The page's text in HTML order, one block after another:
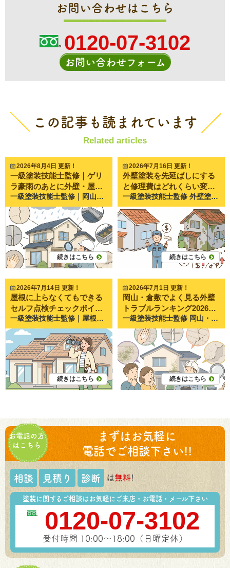
お問い合わせはこちら
0120-07-3102
お問い合わせフォーム
この記事も読まれています
Related articles
2026年8月4日 更新！
一級塗装技能士監修｜ゲリ
ラ豪雨のあとに外壁・屋根
で確認したい劣化サイン 一級塗装技能士監修｜岡山県倉敷市・岡山市で20年以上、外壁塗装・屋根塗装・雨漏り修理を行うペイントプロ美達が解説します。 近年、岡山県でも突然激しい雨が降る**「ゲリラ豪雨」**が増えています。 短時間で大量の雨が降るため、 「雨漏りはしていないけど大丈夫？」 「外壁に異常がないか心配」 「次の台風までに点検した方がいい？」 と不安になる方も多いのではないでしょうか。 実際にペイントプロ美達でも、夏場は 「雨が止んだら外壁にシミができていた」 「雨樋から水があふれていた」 「急に天井へシミができた」 といったお問い合わせが非常に増えます。 ゲリラ豪雨は一度だけでも住宅に負担を与えることがあります。 今回は、ご自宅で安全に確認できる外壁・屋根の劣化サインを分かりやすくご紹介します。 ゲリラ豪雨のあとに家の点検が必要な理由 近年増えているゲリラ豪雨とは ゲリラ豪雨とは、短時間で局地的に降る非常に激しい雨のことです。 通常の雨とは違い、 一気に大量の雨が降る 強風を伴うことがある 排水が追いつかない という特徴があります。 住宅は通常の雨を想定して作られていますが、近年のような集中豪雨では想定以上の負荷がかかるケースも少なくありません。 一度の大雨でも住宅にダメージが残ることがある 外壁や屋根に劣化があると、そこから雨水が入り込みやすくなります。 特に、 築10年以上 一度も塗装していない 前回の塗装から10年以上経過 という住宅では注意が必要です。 普段は問題がなくても、大雨をきっかけに不具合が表面化することがあります。 ゲリラ豪雨のあとに確認したい外壁の劣化サイン5選 ① 外壁のひび割れ（クラック） 外壁に細い線のような割れが入っていませんか？ これを**クラック（ひび割れ）**といいます。 細いひびでも雨水の侵入口になることがあります。 特に幅が広くなっているものや深い割れは早めの点検がおすすめです。 施工写真では、 細いひび 大きく口が開いたひび を比較すると違いが分かりやすくなります。 ② コーキング（シーリング）の割れ・剥がれ サイディング外壁の継ぎ目にあるゴムのような部分をコーキングといいます。 この部分が 割れる やせる 剥がれる と雨水が入り込みやすくなります。 ペイントプロ美達でも最も多く見つかる劣化の一つです。 ③ 外壁の膨れ・浮き 外壁がポコポコと膨らんでいる場合は注意が必要です。 内部に水分が入り込み、塗膜が浮いている可能性があります。 放置すると剥がれにつながることがあります。 ④ チョーキング（白い粉） 外壁を触ったときに白い粉が付く現象です。 これは塗膜が紫外線や雨によって劣化しているサインです。 防水性能が落ち始めている目安になります。 ⑤ 雨染み・黒ずみ 豪雨後に急に黒い筋やシミができた場合は、 雨水の流れが変わった 外壁内部に水分が入っている 可能性があります。 見た目だけでなく原因を調べることが大切です。 屋根で確認したい劣化サイン5選 ※屋根には絶対に登らず、地上から見える範囲で確認しましょう。 ① 棟板金の浮き 屋根の一番高い部分にある金属を**棟板金（むねばんきん）**といいます。 強風や豪雨で浮くことがあります。 放置すると飛散や雨漏りにつながる恐れがあります。 ② 瓦やスレートのズレ・割れ 双眼鏡などで見ると、 割れ ズレ 欠け が見えることがあります。 強い雨風のあとには一度確認しておきたいポイントです。 ③ 雨樋の詰まり・外れ ゲリラ豪雨では、 落ち葉 土 枝 が一気に流れ込みます。 雨樋が詰まると外壁へ大量の水が流れ、別の劣化を招くことがあります。 ④ 軒天のシミ 屋根の裏側にある天井部分を**軒天（のきてん）**といいます。 ここにシミがある場合は雨漏りの初期症状の可能性があります。 ⑤ 室内天井の雨染み 意外と見落とされるのが室内です。 天井に 黄色いシミ 茶色い跡 ができた場合は雨漏りを疑いましょう。 ゲリラ豪雨後にやってはいけないこと 屋根に登る 毎年、屋根の点検中の転落事故が発生しています。 濡れた屋根は非常に滑りやすく危険です。 応急処置を自己判断で行う ブルーシートを固定するために屋根へ上がることも危険です。 誤った補修で被害が広がるケースもあります。 異常を放置する 「雨漏りしていないから大丈夫」 と思っていても、 数か月後に症状が出ることもあります。 小さな異変を見逃さないことが大切です。 ペイントプロ美達で実際によくあるご相談 岡山県倉敷市・岡山市では、近年ゲリラ豪雨のあとにお問い合わせが増えています。 特によくあるのが、 雨樋から水があふれた 外壁の継ぎ目が開いていた ベランダに水が溜まる 天井に小さなシミができた というご相談です。 実際に点検へ伺うと、大規模な修理ではなく、 コーキング補修 棟板金の固定 雨樋清掃 部分補修 だけで済むケースも少なくありません。 一方で、「様子を見よう」と数年放置した結果、雨漏りが進行し、下地や木材まで傷んでしまっていたケースもあります。 だからこそ、異常が小さいうちの確認が住まいを長持ちさせるポイントになります。 施工事例としては、以下のような写真を掲載すると読者にも伝わりやすくなります。 コーキングの割れ（施工前・施工後） 棟板金の浮き 雨樋の詰まり 外壁のひび割れ補修 ベランダ防水の施工前後 まとめ｜小さな異変が家を守る第一歩 ゲリラ豪雨は、見た目では分からない部分にもダメージを与えることがあります。 今回ご紹介したように、 外壁のひび割れ コーキングの劣化 雨樋の詰まり 棟板金の浮き 天井の雨染み などは、早めに気付くことで大きな修理を防げる可能性があります。 「今すぐ工事が必要」というわけではなくても、現状を把握しておくことは住まいを長持ちさせるためにとても大切です。 ペイントプロ美達では、岡山県倉敷市・岡山市を中心に、一級塗装技能士による無料点検を行っています。 ゲリラ豪雨のあとに少しでも気になる症状があれば、「これくらいで相談してもいいのかな？」という段階でも構いません。 現在の状態を分かりやすくご説明し、必要な補修がある場合も、写真をお見せしながら丁寧にご案内いたします。 大切なお住まいを長く安心して守るためにも、気になるサインを見つけた際は、お気軽にペイントプロ美達までご相談ください。
続きはこちら
2026年7月16日 更新！
外壁塗装を先延ばしにする
と修理費はどれくらい変わ
る？放置による費用の違い
を職人が解説
一級塗装技能士監修 外壁塗装を先延ばしにすると修理費はどれくらい変わる？放置による費用の違いを職人が解説 外壁塗装は決して安い工事ではありません。そのため、「もう少し先でも大丈夫かな」「まだ見た目はきれいだから」と先延ばしにされる方も少なくありません。 しかし、私たちペイントプロ美達が岡山市・倉敷市でご相談を受ける中で感じるのは、「もっと早く相談しておけば良かった」というお声が非常に多いことです。 実は外壁塗装は、家をきれいにするためだけの工事ではありません。建物を雨や紫外線から守るための大切なメンテナンスです。 この記事では、外壁塗装を先延ばしにすると修理費がどれくらい変わるのか、実際によくあるケースをもとにわかりやすく解説します。 外壁塗装はなぜ必要なのか 外壁塗装の本当の役割 外壁塗装というと、「家をきれいに見せるための工事」というイメージを持たれる方が多いかもしれません。 しかし本来の役割は違います。 塗装は外壁の表面に保護膜を作り、雨水や紫外線から建物を守っています。 この保護膜が劣化すると、外壁材そのものが傷み始めます。 つまり塗装は、 雨を防ぐ 紫外線を防ぐ 外壁材を保護する 建物の寿命を延ばす ために行う工事なのです。 岡山・倉敷の住宅が受けるダメージ 岡山県は「晴れの国」と呼ばれています。 雨が少ないイメージがありますが、その分紫外線の影響を強く受けます。 また近年は、 猛暑 ゲリラ豪雨 台風 強風 などの影響も大きくなっています。 外壁や屋根は毎日これらの環境にさらされているため、想像以上に劣化が進んでいるケースがあります。 外壁塗装を先延ばしにするとどうなる？ 色あせ・チョーキングの段階 劣化の初期症状として最も多いのが色あせです。 さらに外壁を触ると白い粉が手につくことがあります。 これを「チョーキング現象」と呼びます。 塗膜が紫外線によって分解されている状態です。 この段階なら比較的シンプルな塗装工事で済むケースがほとんどです。 ひび割れが発生する段階 塗膜の劣化が進むと、外壁にひび割れが発生します。 特にモルタル外壁ではよく見られます。 最初は細いひびでも、 雨水の侵入 凍結膨張 建物の動き によって徐々に大きくなります。 この段階になると塗装だけではなく、ひび割れ補修費用も必要になります。 コーキング劣化が進行する段階 サイディング外壁の場合、外壁の継ぎ目にはコーキングが施工されています。 コーキングとはゴム状の防水材です。 劣化すると、 ひび割れ 硬化 剥離 隙間 が発生します。 ここから雨水が侵入し始めます。 塗装工事と同時にコーキングの打ち替え工事が必要になります。 雨漏り・内部腐食の段階 最も深刻なのがこの段階です。 外壁内部まで水が侵入すると、 下地の腐食 木材の腐朽 カビの発生 雨漏り が起こります。 こうなると単なる塗装工事では済みません。 外壁の張り替えや下地交換など大規模修繕が必要になる場合があります。 先延ばしによる修理費の違いを比較 劣化初期の場合 症状 色あせ チョーキング 工事内容 外壁塗装 高圧洗浄 一般的な塗装工事で対応可能です。 劣化中期の場合 症状 ひび割れ コーキング劣化 工事内容 外壁塗装 コーキング打ち替え ひび補修 補修工事が増えるため費用も上がります。 劣化後期の場合 症状 外壁反り 外壁浮き 下地劣化 工事内容 塗装 外壁部分交換 下地補修 放置期間が長いほど負担は大きくなります。 雨漏り発生後の場合 症状 雨漏り 室内クロスの剥がれ 木部腐食 工事内容 雨漏り修理 下地交換 内装補修 塗装工事 場合によっては全面改修レベルになることもあります。 実際に美達へ寄せられるご相談事例 「まだ大丈夫と思っていた」 ペイントプロ美達へご相談いただくお客様の中で最も多いのが、 「見た目がそこまで悪くなかったから」 というケースです。 実際には外壁内部で劣化が進行しており、表面だけでは判断できないことが少なくありません。 特にサイディングの継ぎ目やベランダ周辺は注意が必要です。 「訪問営業に言われて気づいた」 突然訪問してきた業者から、 「今すぐ塗装しないと危険です」 と言われて不安になり、ご相談いただくケースもあります。 実際に点検してみると、 本当に劣化している場合 まだ急がなくてもよい場合 両方あります。 大切なのは慌てて契約することではなく、現状を正しく把握することです。 外壁塗装の適切なタイミングとは 築年数の目安 一般的には、 築10～15年 前回塗装から10～15年 が一つの目安になります。 ただし立地条件や塗料によっても異なります。 海沿いや交通量の多い道路沿いでは劣化が早まることもあります。 劣化症状の目安 次の症状が見られたら点検をおすすめします。 色あせ チョーキング ひび割れ コーキングの割れ カビやコケ 外壁の反り 塗膜の剥がれ これらは建物が出しているメンテナンスサインです。 まとめ｜塗装は高い工事ではなく大きな修理を防ぐ工事 外壁塗装を先延ばしにすると、数十万円で済んだはずの工事が、将来的には100万円以上の修繕工事につながることがあります。 私たちペイントプロ美達でも、「あと数年早ければ塗装だけで済んだのに」というケースを実際に何度も見てきました。 もちろん、色あせが少し出たからといって慌てて工事をする必要はありません。しかし、建物の状態を知るための点検は早めに行うことをおすすめします。 外壁や屋根は毎日少しずつ劣化が進みます。だからこそ、大きなトラブルになる前に現状を把握しておくことが大切です。 岡山市・倉敷市周辺で「うちの外壁はまだ大丈夫かな？」「塗装のタイミングが分からない」とお悩みの方は、ペイントプロ美達までお気軽にご相談ください。一級塗装技能士が建物の状態を確認し、必要な工事とまだ不要な工事を分かりやすくご説明いたします。無理な営業は行っておりませんので、まずはご自宅の状態を知るところから始めてみてはいかがでしょうか。
続きはこちら
2026年7月14日 更新！
屋根に上らなくてもできる
セルフ点検チェックポイン
ト
一級塗装技能士監修｜屋根に上らなくてもできるセルフ点検チェックポイント 危険な屋根に上る必要なし！ご自宅の周りから確認できる劣化サインを解説 屋根は家を雨や紫外線から守る大切な部分ですが、普段なかなか目にする機会がありません。 そのため、 「屋根が傷んでいるか分からない」 「点検したいけど屋根に上るのは危険そう」 「業者を呼ぶほどではない気がする」 という方も多いのではないでしょうか。 実際にペイントプロ美達でも、岡山市・倉敷市のお客様から 「屋根が気になるけど、自分で確認する方法はありますか？」 というご相談をよくいただきます。 結論から言うと、屋根に上らなくても確認できる劣化サインはたくさんあります。 むしろ一般の方が屋根に上るのは非常に危険なため、おすすめできません。 この記事では、ご自宅の周囲から安全に確認できる屋根のセルフチェックポイントを、塗装職人の視点から分かりやすく解説します。 屋根の点検で絶対にやってはいけないこと 自分で屋根に上るのは危険 屋根は見た目以上に滑りやすく、特に次のような状態は非常に危険です。 スレート屋根 表面が劣化すると滑りやすい 金属屋根 少しの雨や朝露でも滑る 苔や汚れが付着した屋根 想像以上に足を取られる 実際に毎年、屋根からの転落事故は発生しています。 屋根の確認のためにケガをしてしまっては本末転倒です。 セルフチェックは地上から行い、詳しい確認は専門業者に任せるようにしましょう。 屋根に上らなくても確認できるチェックポイント ① 屋根の色あせが目立つ まず確認したいのが色あせです。 家から少し離れた場所から屋根を見てみましょう。 新築時と比べて 色が薄くなった ツヤがなくなった 全体的に白っぽく見える という場合は塗膜が劣化している可能性があります。 塗装の役割は見た目だけではありません。 屋根材を紫外線や雨から守る「保護膜」の役割もあります。 色あせはその保護機能が弱くなり始めたサインです。 施工写真が活用できるポイント 色あせた屋根と塗装後の比較写真 ② 苔やカビが発生している 屋根の北側や日陰部分に多い症状です。 遠くから見たときに 緑色 黒色 茶色 の汚れが見える場合は苔やカビの可能性があります。 なぜ苔が生えるのか 塗膜が劣化すると屋根材が水分を吸いやすくなります。 その状態が続くことで苔やカビが繁殖します。 特に岡山県でも川沿いや田畑の近くでは発生しやすい傾向があります。 苔そのものが雨漏りの原因になるわけではありませんが、放置すると屋根材の劣化を早めます。 ③ 屋根材がズレているように見える スレート屋根や瓦屋根で注意したいポイントです。 双眼鏡などを使うと確認しやすくなります。 チェックポイント 一部だけ段差がある まっすぐ並んでいない 浮いているように見える こうした症状は台風や強風の影響で発生することがあります。 ズレた部分から雨水が入り込むと雨漏りにつながる可能性があります。 ④ 棟板金が浮いていないか 棟板金とは 屋根の一番高い部分についている金属部材です。 スレート屋根では特に重要な部分です。 強風の影響を受けやすく、 浮き 釘抜け めくれ が発生することがあります。 岡山・倉敷でも台風後の点検で発見されるケースが少なくありません。 施工写真が活用できるポイント 浮いた棟板金の写真 雨樋から分かる屋根の異常サイン ⑤ 雨樋に屋根材の破片が落ちている 雨樋を見たときに、 黒い粒 小さな破片 屋根材のかけら が溜まっている場合は注意が必要です。 これは屋根材の劣化が進んでいるサインかもしれません。 特にスレート屋根の場合は、表面の劣化によって素材が削れて流れてくることがあります。 ⑥ 雨の日に雨樋から水があふれる 雨樋の詰まりだけでなく、 屋根の変形 落ち葉の堆積 強風によるズレ などの可能性もあります。 普段の雨の日に少し観察してみるだけでも異常に気付けることがあります。 家の中から確認できる屋根トラブルのサイン ⑦ 天井にシミがないか 屋根の劣化が進むと雨漏りにつながります。 天井に 茶色いシミ クロスの浮き カビ臭さ がないか確認しましょう。 注意点 雨漏りは屋根の真下に出るとは限りません。 水は建物内部を伝って別の場所に現れることがあります。 シミを見つけたら早めの点検がおすすめです。 ⑧ 強風の日に異音がしないか 屋根材や板金が浮いている場合、 風が吹いたときに カタカタ バタバタ ガタガタ といった音が聞こえることがあります。 普段聞き慣れない音がする場合は要注意です。 築年数から考える点検のタイミング 築10年を超えたら一度確認を 屋根材の種類によって異なりますが、一般的には築10年前後から劣化が目立ち始めます。 築10～15年 塗装を検討する時期 築15～20年 補修や再塗装が必要になるケースが増える 築20年以上 屋根材自体の交換が必要になる場合もある 実際に美達へご相談いただくお客様も、築12年～18年くらいのお住まいが非常に多い傾向があります。 「まだ大丈夫だと思っていたら、思った以上に劣化していた」 というケースも少なくありません。 ペイントプロ美達がお客様からよく受ける相談 「訪問販売に屋根が壊れていると言われた」 近年特に増えている相談です。 突然訪問してきた業者から 屋根が割れている 今すぐ修理しないと危険 近くで工事していて見えた と言われ、不安になってお問い合わせいただくケースがあります。 しかし実際に点検すると、 問題がない 緊急性が低い 誇張された説明だった ということもあります。 屋根は自分で確認しにくい場所だからこそ、不安をあおる営業には注意が必要です。 まずは慌てて契約せず、信頼できる地域の業者に相談することが大切です。 セルフ点検で異常を見つけたらどうする？ 写真を撮って記録しておく 気になる箇所を見つけたら、 スマートフォンで撮影 日付を記録 前回との変化を比較 しておくと便利です。 劣化が進行しているかどうか判断しやすくなります。 気になる症状があれば専門業者へ相談 次のような症状があれば、一度点検をおすすめします。 色あせがひどい 苔が広範囲に発生している 屋根材のズレが見える 天井にシミがある 強風時に異音がする 早めの対応は、大掛かりな修理を防ぐことにもつながります。 まとめ｜安全なセルフ点検で屋根の異常を早期発見しましょう 屋根の状態は気になっていても、自分で上って確認する必要はありません。 今回ご紹介したように、 色あせ 苔やカビ 屋根材のズレ 棟板金の浮き 雨樋の異常 天井のシミ などは地上や室内からでも十分確認できます。 屋根は普段見えないからこそ、小さな異常を見逃しやすい場所です。 岡山市・倉敷市でも、早めに気付いて補修だけで済んだケースと、放置して大規模修繕になったケースでは費用にも大きな差が出ます。 ペイントプロ美達では、お客様から「これって劣化ですか？」「訪問販売に指摘されたけど本当ですか？」というご相談をよくいただきます。 無理な営業や契約をおすすめすることはありませんので、屋根の状態が少しでも気になる方は、お気軽にご相談ください。地域密着で20年以上の経験を活かし、分かりやすく丁寧にご説明いたします。
続きはこちら
2026年7月1日 更新！
岡山・倉敷でよく見る外壁
トラブルランキング2026年
版
一級塗装技能士監修 岡山・倉敷でよく見る外壁トラブルランキング2026年版 放置すると雨漏りや高額修繕につながる？地域密着の塗装店が解説 外壁は毎日、紫外線や雨風から住まいを守ってくれています。しかし、劣化は少しずつ進行するため、気付いたときには大きな修繕が必要になっているケースも少なくありません。 実際にペイントプロ美達でも、「これくらいなら大丈夫だと思っていた」「もっと早く相談すればよかった」というお声をよくいただきます。 特に岡山県南部は晴れの日が多い一方で、夏の強い紫外線や台風、ゲリラ豪雨の影響を受けやすく、外壁には想像以上の負担がかかっています。 今回は、倉敷市・岡山市で実際によく見かける外壁トラブルをランキング形式でご紹介します。ご自宅に当てはまる症状がないか、ぜひチェックしてみてください。 外壁トラブルが増える理由とは？ 岡山・倉敷の気候が外壁に与える影響 「晴れの国おかやま」と呼ばれる岡山県ですが、実は外壁にとっては決して優しい環境とは言えません。 特に影響が大きいのが以下の要因です。 強い紫外線 夏場の高温 台風や豪雨 朝晩の温度差 海沿い地域の塩害 紫外線は塗料を分解し、防水性能を少しずつ低下させます。 さらに近年は猛暑日が増え、外壁表面温度が60℃近くになることもあります。 こうした環境が長年続くことで、外壁は少しずつ傷んでいくのです。 劣化を放置するとどうなる？ 外壁トラブルを放置すると、 雨水の侵入 外壁材の腐食 シロアリ被害 雨漏り 大規模修繕 へと発展する可能性があります。 塗装だけで済んだはずが、外壁材の張り替えが必要になるケースもあります。 そのため早期発見が非常に重要です。 岡山・倉敷でよく見る外壁トラブルランキング2026年版 第1位 チョーキング現象 最も多いご相談がこちらです。 チョーキングとは、外壁を手で触ったときに白い粉が付く現象を指します。 塗料が紫外線によって分解され、防水性能が低下しているサインです。 よくあるご相談 「壁を触ったら手が真っ白になった」 「汚れかと思ったけど大丈夫？」 ペイントプロ美達でも毎月のようにご相談があります。 放置するとどうなる？ チョーキング自体は緊急性の高い症状ではありません。 しかし、 防水機能の低下 色あせ ひび割れの発生 へと進行していきます。 塗り替え時期の代表的なサインと言えるでしょう。 第2位 コーキングのひび割れ サイディング外壁のお宅で非常に多い症状です。 コーキングとは、外壁の継ぎ目に入っているゴム状の材料のことです。 建物の揺れや伸縮を吸収する重要な役割があります。 劣化サイン ひび割れ 痩せ 剥離 隙間の発生 こうした状態になると雨水が侵入しやすくなります。 美達でよくある事例 築10～15年のお宅で、 「塗装はまだきれいだけど隙間ができている」 というケースがよくあります。 実際には外壁本体よりも先にコーキングが寿命を迎えていることも少なくありません。 第3位 外壁のひび割れ（クラック） 見つけると不安になるのがひび割れです。 専門用語ではクラックと呼ばれます。 ヘアークラック 髪の毛程度の細いひび割れです。 すぐに危険というわけではありません。 構造クラック 幅が大きく深いひび割れです。 雨水が侵入する可能性が高くなります。 注意したい症状 横方向に長いひび 窓周りのひび 0.3mm以上のひび割れ このような症状は早めの点検がおすすめです。 第4位 コケ・カビ・藻の発生 北側の外壁で特によく見られます。 発生しやすい場所 北面 日当たりの悪い場所 川や田んぼの近く 湿気が多い場所 岡山県南部でも意外と多いご相談です。 見た目だけの問題ではない コケや藻が発生しているということは、防水性能が落ちている可能性があります。 外壁が水分を含みやすくなっているためです。 そのまま放置すると劣化が加速してしまいます。 第5位 塗膜の剥がれ・膨れ 緊急度が高い症状です。 塗膜とは？ 塗装後に形成される保護膜のことです。 この膜が家を雨や紫外線から守っています。 剥がれの原因 経年劣化 水分の侵入 施工不良 下地の劣化 塗膜が剥がれると、外壁材が直接ダメージを受けるようになります。 膨れが起こる理由 内部に侵入した水分が熱で膨張することで発生します。 夏場になると症状が目立つこともあります。 トラブルを早期発見するセルフチェック方法 年に1回は確認したいポイント ご自宅の周囲を一周するだけでも多くの異変に気付けます。 チェック項目は以下の通りです。 色あせ 白い粉 コケや藻 ひび割れ コーキングの割れ 塗膜の剥がれ スマートフォンで写真を撮っておくと、経年変化も確認しやすくなります。 絶対に自分で屋根に上らない 点検のために屋根へ上るのは危険です。 毎年転落事故も発生しています。 気になる症状がある場合は、地上から確認できる範囲に留めましょう。 外壁トラブルを防ぐために大切なこと 定期点検の重要性 人間の健康診断と同じように、住宅にも定期点検が必要です。 特に築10年以上経過した住宅では、 外壁 屋根 コーキング 雨樋 をまとめて確認することをおすすめします。 美達でも現地調査の際、「思っていたより傷んでいなかった」というケースもあれば、「見えない場所で劣化が進んでいた」というケースもあります。 早めの確認が結果的に修繕費用を抑えることにつながります。 塗装は美観だけではない 塗装というと見た目をきれいにする工事と思われがちです。 しかし本来の目的は、 「家を守ること」 です。 塗装によって防水性能を維持し、外壁材や建物内部を守ることができます。 そのため、見た目がきれいだから大丈夫とは限りません。 まとめ 岡山・倉敷で特に多い外壁トラブルは、 1位 チョーキング現象 2位 コーキングのひび割れ 3位 外壁のひび割れ 4位 コケ・カビ・藻の発生 5位 塗膜の剥がれ・膨れ でした。 これらの症状は、どれも突然発生するわけではありません。 小さなサインが少しずつ現れ、それを見逃してしまうことで大きな修繕につながります。 ペイントプロ美達でも、「まだ塗装は必要ないと思っていた」というお客様からのご相談を数多くいただいています。 実際には、早めに状態を把握することで、不要な工事を避けたり、適切な時期にメンテナンスを行ったりすることができます。 もしご自宅の外壁に気になる症状がある場合は、そのまま放置せず一度状態を確認してみてください。 岡山市・倉敷市周辺で外壁や屋根の劣化が気になる方は、ペイントプロ美達までお気軽にご相談ください。地域で20年以上施工に携わってきた経験をもとに、お住まいの状態を分かりやすくご説明いたします。無理な営業は行わず、今本当に必要なメンテナンスについてお伝えいたします。
続きはこちら
お電話の方
はこちら
まずはお気軽に
電話でご相談下さい!!
相談 見積り 診断 は無料!
塗装に関するご相談はお気軽にご来店・お電話・メール下さい
0120-07-3102
受付時間 10:00～18:00（日曜定休）